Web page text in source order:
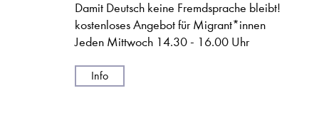
Damit Deutsch keine Fremdsprache bleibt!
kostenloses Angebot für Migrant*innen
Jeden Mittwoch 14.30 - 16.00 Uhr
Info